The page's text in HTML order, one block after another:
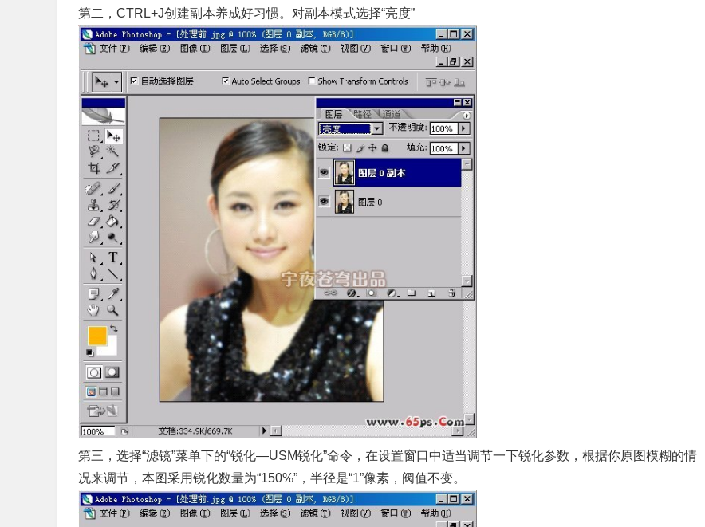
第二，CTRL+J创建副本养成好习惯。对副本模式选择“亮度”
第三，选择“滤镜”菜单下的“锐化—USM锐化”命令，在设置窗口中适当调节一下锐化参数，根据你原图模糊的情
况来调节，本图采用锐化数量为“150%”，半径是“1”像素，阀值不变。